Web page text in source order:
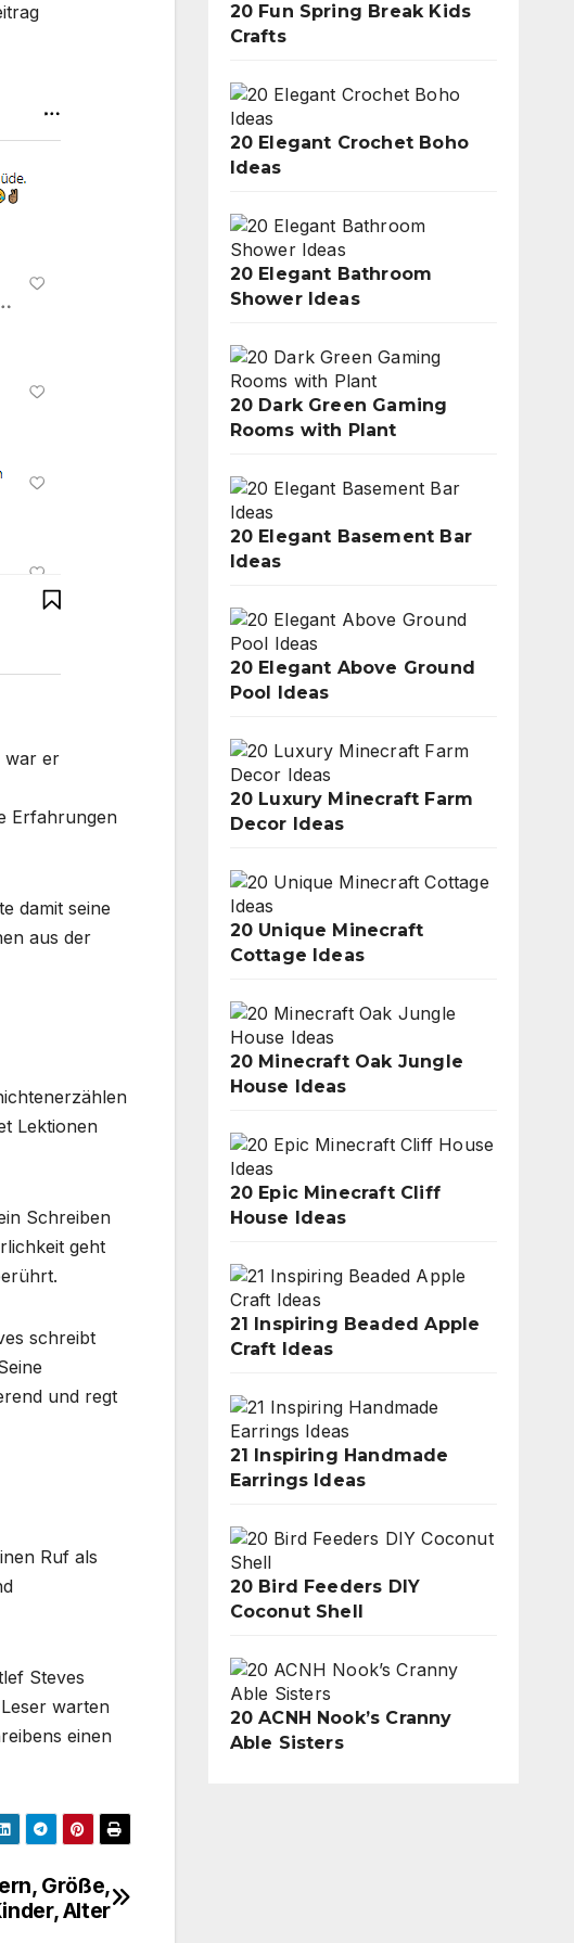
war er
Erfahrungen
damit seine
aus der
Lektionen
Schreiben
geht
schreibt
und regt
Ruf als
Steves
warten
einen
Größe,
Alter
20 Fun Spring Break Kids
Crafts
20 Elegant Crochet Boho
Ideas
20 Elegant Bathroom
Shower Ideas
20 Dark Green Gaming
Rooms with Plant
20 Elegant Basement Bar
Ideas
20 Elegant Above Ground
Pool Ideas
20 Luxury Minecraft Farm
Decor Ideas
20 Unique Minecraft
Cottage Ideas
20 Minecraft Oak Jungle
House Ideas
20 Epic Minecraft Cliff
House Ideas
21 Inspiring Beaded Apple
Craft Ideas
21 Inspiring Handmade
Earrings Ideas
20 Bird Feeders DIY
Coconut Shell
20 ACNH Nook’s Cranny
Able Sisters